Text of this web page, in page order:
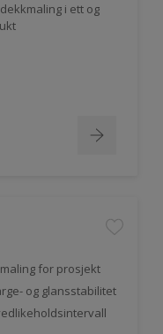
i ett og
for prosjekt
og glansstabilitet